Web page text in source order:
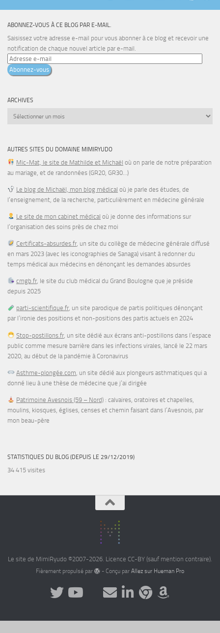
ABONNEZ-VOUS À CE BLOG PAR E-MAIL.
Saisissez votre adresse e-mail pour vous abonner à ce blog et recevoir une
notification de chaque nouvel article par e-mail.
Adresse
e-
mail
Abonnez-vous
ARCHIVES
Archives
AUTRES SITES DU DOMAINE MIMIRYUDO
Mic-Mat, le site de Mathilde et Michaël où on parle de notre préparation
au mariage, et de randonnées (GR20, GR30…)
Le blog de Michaël, mon blog médical où je parle des études, de
l’enseignement, de la recherche, particulièrement en médecine générale
Le site de mon cabinet médical où je donne des informations sur
l’organisation des soins près de chez moi
Certificats-absurdes.fr, un site du collège de médecine générale diffusé
en mars 2023 (avec les iconographies de Sanaga) visant à redonner du
temps médical aux médecins en dénonçant les demandes absurdes
cmgb.fr, le site du club médical du Grand Boulogne que je préside
depuis 2025
parti-scientifique.fr, un site parodique de partis politiques dénonçant
par l’ironie des positions et non-positions des partis actuels en 2024
Stop-postillons.fr , un site dédié aux écrans anti-postillons dans l’espace
public comme mesure barrière dans les infections virales, lancé le 22 mars
2020, au début de la pandémie à Coronavirus
Asthme-plongée.com , un site dédié aux plongeurs asthmatiques qui a
donné lieu à une thèse de médecine que j’ai dirigée
Patrimoine Avesnois (59 – Nord) : calvaires, oratoires et chapelles,
moulins, kiosques, églises, censes et chemin faisant dans l’Avesnois, par
mon beau-père
STATISTIQUES DU BLOG (DEPUIS LE 29/12/2019)
34 415 visites
Le site de MimiRyudo ©2007-2026. Licence CC-BY (sauf mention contraire).
Fièrement propulsé par - Conçu par Allez sur Hueman Pro